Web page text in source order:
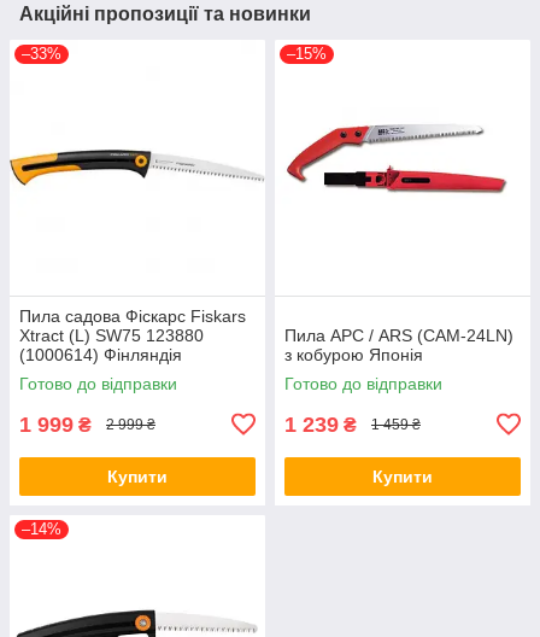
Акційні пропозиції та новинки
–33%
Пила садова Фіскарс Fiskars
Xtract (L) SW75 123880
(1000614) Фінляндія
Готово до відправки
1 999 ₴ 2 999 ₴
Купити
–15%
Пила АРС / ARS (CAM-24LN)
з кобурою Японія
Готово до відправки
1 239 ₴ 1 459 ₴
Купити
–14%